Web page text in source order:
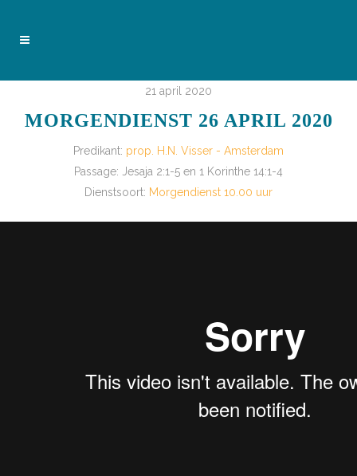
21 april 2020
MORGENDIENST 26 APRIL 2020
Predikant: prop. H.N. Visser - Amsterdam
Passage: Jesaja 2:1-5 en 1 Korinthe 14:1-4
Dienstsoort: Morgendienst 10.00 uur